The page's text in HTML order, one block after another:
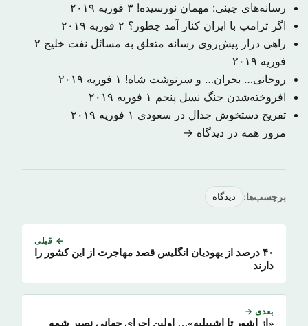
رسانه‌های چینی: مهمان نورسیده! ۳ فوریه ۲۰۱۹
اگر ترامپ با ایران کنار آمد چطور؟ ۲ فوریه ۲۰۱۹
راهی دراز پیش‌روی رسانه متعلق به مسائل نفت خلیج ۲
فوریه ۲۰۱۹
روحانی… بحران… و سرنوشت شاه! ۱ فوریه ۲۰۱۹
افروخته‌شدن جنگ نسل پنجم ۱ فوریه ۲۰۱۹
تفریح دستخوش جدال در سعودی ۱ فوریه ۲۰۱۹
مرور همه در دیدگاه →
برچسب‌ها: دیدگاه
← قبلی
۴۰ درصد از یهودیان انگلیس قصد مهاجرت از این کشور را
دارند
بعدی →